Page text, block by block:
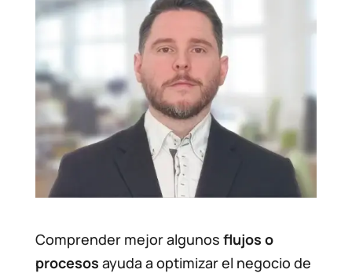
Comprender mejor algunos flujos o
procesos ayuda a optimizar el negocio de